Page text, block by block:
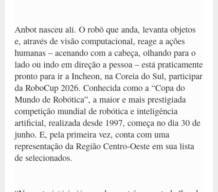
Anbot nasceu ali. O robô que anda, levanta objetos
e, através de visão computacional, reage a ações
humanas – acenando com a cabeça, olhando para o
lado ou indo em direção a pessoa – está praticamente
pronto para ir a Incheon, na Coreia do Sul, participar
da RoboCup 2026. Conhecida como a “Copa do
Mundo de Robótica”, a maior e mais prestigiada
competição mundial de robótica e inteligência
artificial, realizada desde 1997, começa no dia 30 de
junho. E, pela primeira vez, conta com uma
representação da Região Centro-Oeste em sua lista
de selecionados.